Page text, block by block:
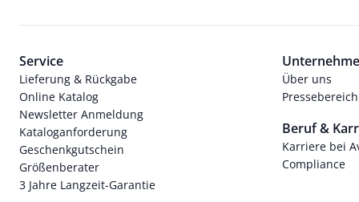
Service
Lieferung & Rückgabe
Online Katalog
Newsletter Anmeldung
Kataloganforderung
Geschenkgutschein
Größenberater
3 Jahre Langzeit-Garantie
Über uns
Pressebereich
Beruf &
Karriere bei
Compliance